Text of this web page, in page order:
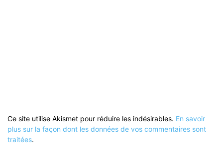
Ce site utilise Akismet pour réduire les indésirables. En savoir
plus sur la façon dont les données de vos commentaires sont
traitées.